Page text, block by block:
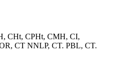
CHt, CPHt, CMH, CI,
CT NNLP, CT. PBL, CT.